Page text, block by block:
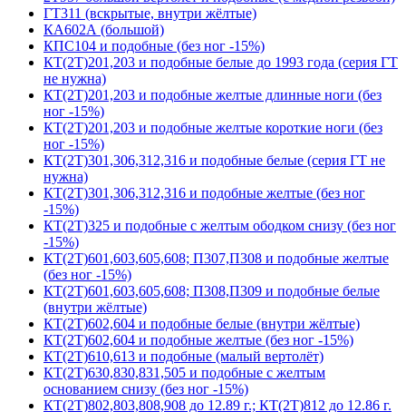
ГТ311 (вскрытые, внутри жёлтые)
КА602А (большой)
КПС104 и подобные (без ног -15%)
КТ(2Т)201,203 и подобные белые до 1993 года (серия ГТ
не нужна)
КТ(2Т)201,203 и подобные желтые длинные ноги (без
ног -15%)
КТ(2Т)201,203 и подобные желтые короткие ноги (без
ног -15%)
КТ(2Т)301,306,312,316 и подобные белые (серия ГТ не
нужна)
КТ(2Т)301,306,312,316 и подобные желтые (без ног
-15%)
КТ(2Т)325 и подобные с желтым ободком снизу (без ног
-15%)
КТ(2Т)601,603,605,608; П307,П308 и подобные желтые
(без ног -15%)
КТ(2Т)601,603,605,608; П308,П309 и подобные белые
(внутри жёлтые)
КТ(2Т)602,604 и подобные белые (внутри жёлтые)
КТ(2Т)602,604 и подобные желтые (без ног -15%)
КТ(2Т)610,613 и подобные (малый вертолёт)
КТ(2Т)630,830,831,505 и подобные с желтым
основанием снизу (без ног -15%)
КТ(2Т)802,803,808,908 до 12.89 г.; КТ(2Т)812 до 12.86 г.